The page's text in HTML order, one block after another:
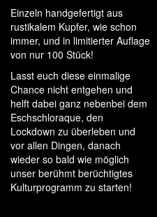
Einzeln handgefertigt aus
rustikalem Kupfer, wie schon
immer, und in limitierter Auflage
von nur 100 Stück!
Lasst euch diese einmalige
Chance nicht entgehen und
helft dabei ganz nebenbei dem
Eschschloraque, den
Lockdown zu überleben und
vor allen Dingen, danach
wieder so bald wie möglich
unser berühmt berüchtigtes
Kulturprogramm zu starten!